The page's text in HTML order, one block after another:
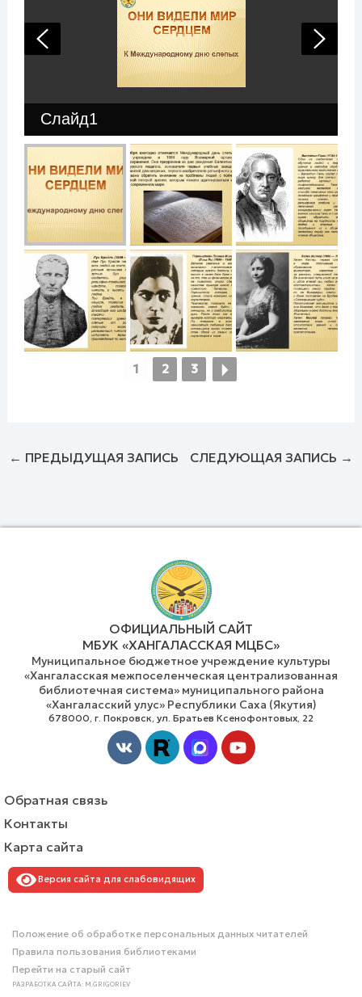
Слайд1
1 2 3
← ПРЕДЫДУЩАЯ ЗАПИСЬ СЛЕДУЮЩАЯ ЗАПИСЬ →
ОФИЦИАЛЬНЫЙ САЙТ
МБУК «ХАНГАЛАССКАЯ МЦБС»
Муниципальное бюджетное учреждение культуры
«Хангаласская межпоселенческая централизованная
библиотечная система» муниципального района
«Хангаласский улус» Республики Саха (Якутия)
678000, г. Покровск, ул. Братьев Ксенофонтовых, 22
Vk Youtube
Обратная связь
Контакты
Карта сайта
Версия сайта для слабовидящих
Положение об обработке персональных данных читателей
Правила пользования библиотеками
Перейти на старый сайт
РАЗРАБОТКА САЙТА: M.GRIGORIEV